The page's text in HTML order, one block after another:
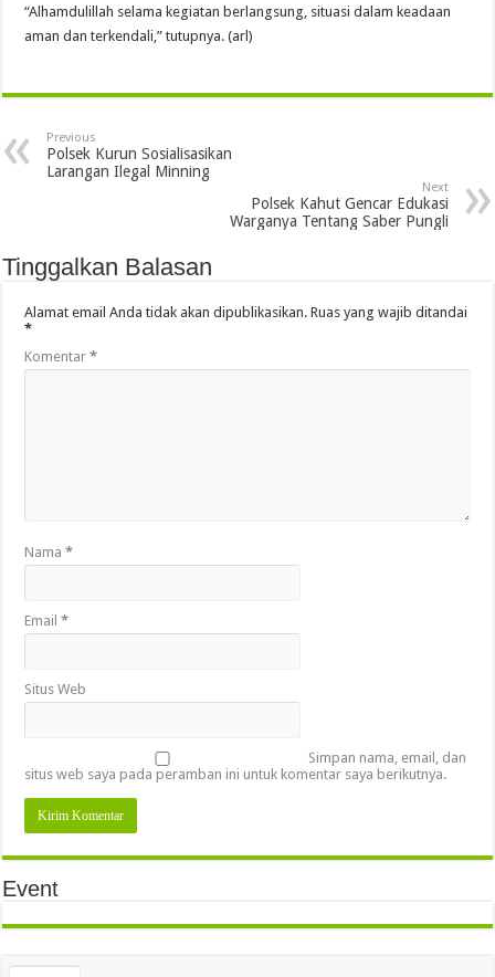
“Alhamdulillah selama kegiatan berlangsung, situasi dalam keadaan
aman dan terkendali,” tutupnya. (arl)
Previous
Polsek Kurun Sosialisasikan
Larangan Ilegal Minning
Next
Polsek Kahut Gencar Edukasi
Warganya Tentang Saber Pungli
Tinggalkan Balasan
Alamat email Anda tidak akan dipublikasikan. Ruas yang wajib ditandai
*
Komentar*
Nama*
Email*
Situs Web
Simpan nama, email, dan
situs web saya pada peramban ini untuk komentar saya berikutnya.
Event